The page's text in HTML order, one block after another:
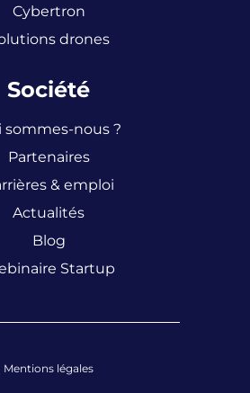
Cybertron
drones
Société
sommes-nous ?
Partenaires
& emploi
Actualités
Blog
Startup
Mentions légales